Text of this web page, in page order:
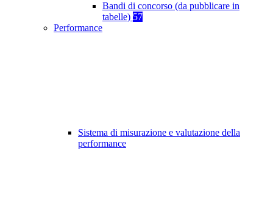
Bandi di concorso (da pubblicare in
tabelle) 57
Performance
Sistema di misurazione e valutazione della
performance